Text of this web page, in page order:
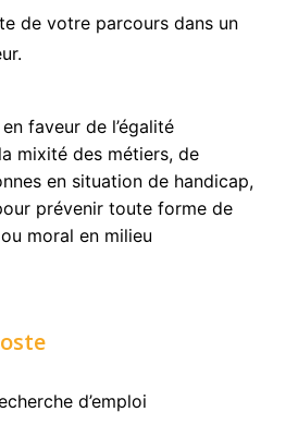
de votre parcours dans un
faveur de l’égalité
mixité des métiers, de
en situation de handicap,
prévenir toute forme de
moral en milieu
d’emploi